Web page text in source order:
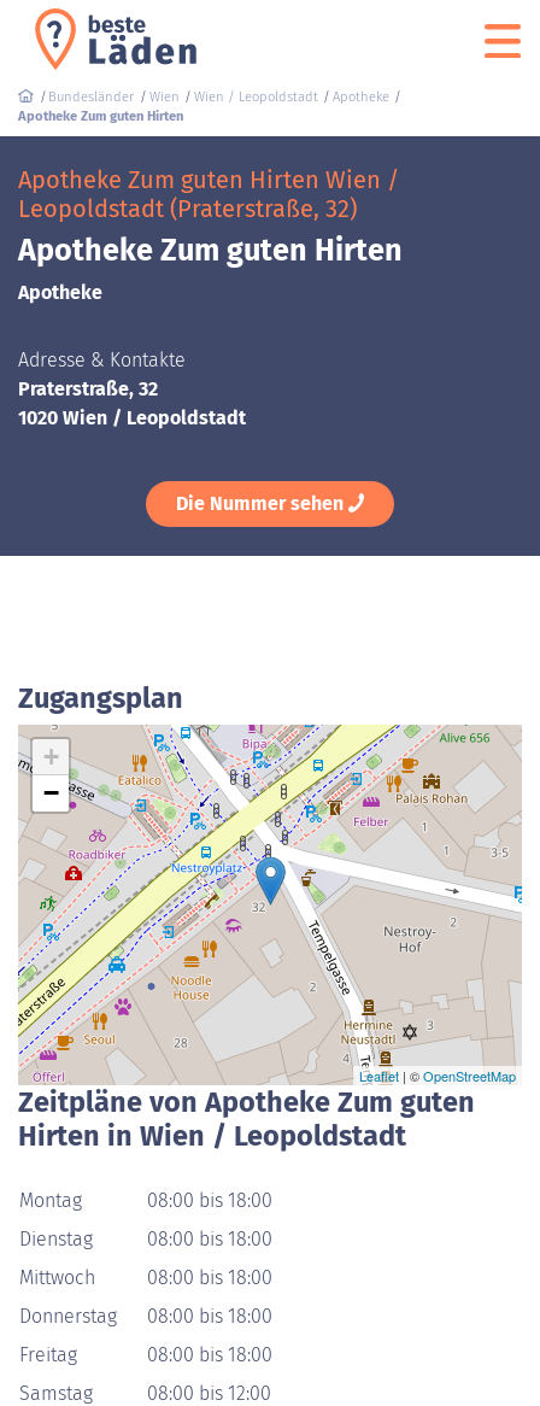
Bundesländer Wien Wien / Leopoldstadt
Apotheke
Apotheke Zum guten Hirten
Apotheke Zum guten Hirten Wien /
Leopoldstadt (Praterstraße, 32)
Apotheke Zum guten Hirten
Apotheke
Adresse & Kontakte
Praterstraße, 32
1020 Wien / Leopoldstadt
Die Nummer sehen
Zugangsplan
+
−
Leaflet | ©OpenStreetMap
Zeitpläne von Apotheke Zum guten
Hirten in Wien / Leopoldstadt
Montag
08:00 bis 18:00
Dienstag
08:00 bis 18:00
Mittwoch
08:00 bis 18:00
Donnerstag
08:00 bis 18:00
Freitag
08:00 bis 18:00
Samstag
08:00 bis 12:00